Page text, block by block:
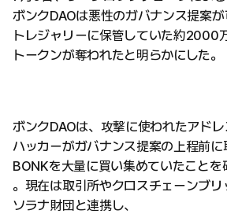
ボンクDAOは悪性のガバナンス提案が
トレジャリーに保管していた約2000
トークンが奪われたと明らかにした。
ボンクDAOは、攻撃に使われたアドレ
ハッカーがガバナンス提案の上程前
BONKを大量に買い集めていたことを
。現在は取引所やクロスチェーンブリ
ソラナ財団と連携し、